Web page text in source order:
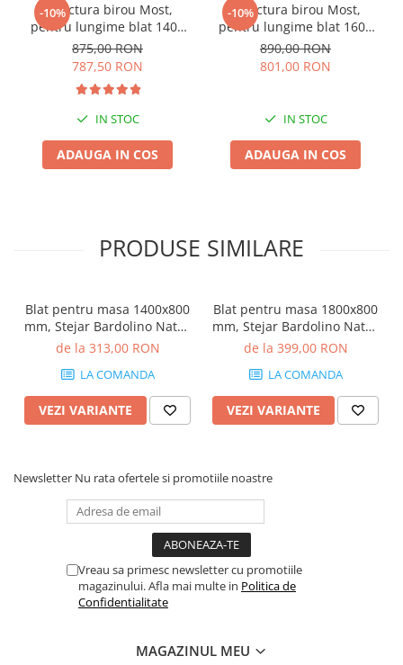
-10%
Structura birou Most,
pentru lungime blat 1400
mm, finisaj negru
875,00 RON
787,50 RON
IN STOC
ADAUGA IN COS
-10%
Structura birou Most,
pentru lungime blat 1600
mm, finisaj negru
890,00 RON
801,00 RON
IN STOC
ADAUGA IN COS
PRODUSE SIMILARE
Blat pentru masa 1400x800
mm, Stejar Bardolino Natur
H1145 ST10
de la 313,00 RON
LA COMANDA
VEZI VARIANTE
Blat pentru masa 1800x800
mm, Stejar Bardolino Natur
H1145 ST10
de la 399,00 RON
LA COMANDA
VEZI VARIANTE
Newsletter Nu rata ofertele si promotiile noastre
Vreau sa primesc newsletter cu promotiile
magazinului. Afla mai multe in Politica de
Confidentialitate
MAGAZINUL MEU